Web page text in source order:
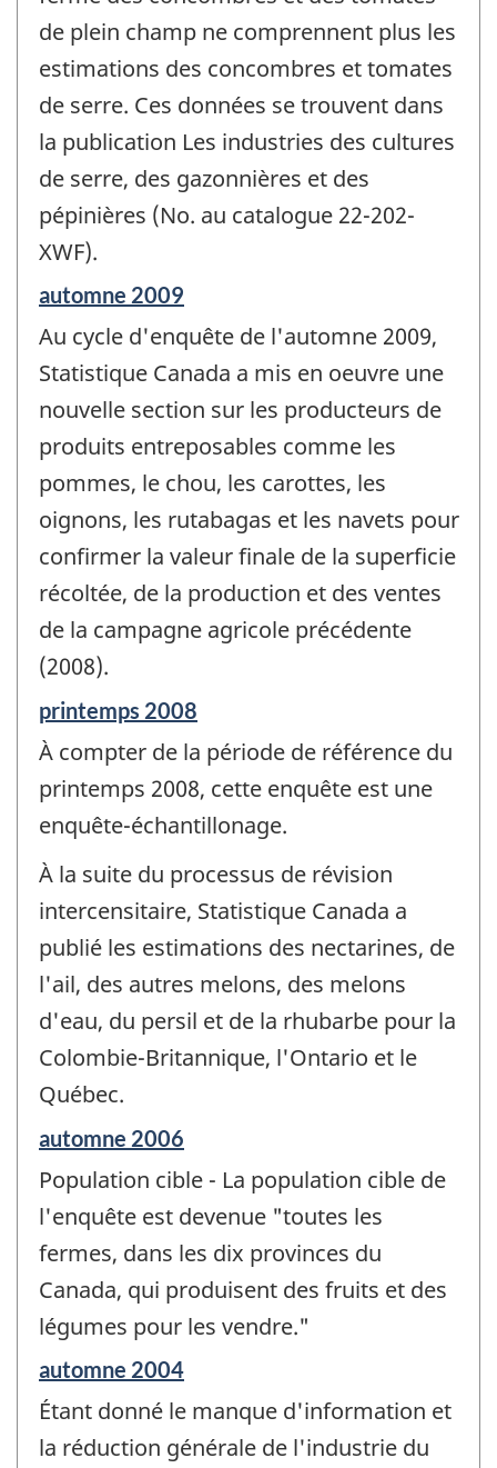
de plein champ ne comprennent plus les
estimations des concombres et tomates
de serre. Ces données se trouvent dans
la publication Les industries des cultures
de serre, des gazonnières et des
pépinières (No. au catalogue 22-202-
XWF).
Période
référence
de
changement
-
automne 2009
Au cycle d'enquête de l'automne 2009,
Statistique Canada a mis en oeuvre une
nouvelle section sur les producteurs de
produits entreposables comme les
pommes, le chou, les carottes, les
oignons, les rutabagas et les navets pour
confirmer la valeur finale de la superficie
récoltée, de la production et des ventes
de la campagne agricole précédente
(2008).
Période
de
référence
de
changement
-
printemps 2008
À compter de la période de référence du
printemps 2008, cette enquête est une
enquête-échantillonage.
À la suite du processus de révision
intercensitaire, Statistique Canada a
publié les estimations des nectarines, de
l'ail, des autres melons, des melons
d'eau, du persil et de la rhubarbe pour la
Colombie-Britannique, l'Ontario et le
Québec.
Période
référence
de
changement
-
automne 2006
Population cible - La population cible de
l'enquête est devenue "toutes les
fermes, dans les dix provinces du
Canada, qui produisent des fruits et des
légumes pour les vendre."
Période
de
référence
de
automne 2004
Étant donné le manque d'information et
la réduction générale de l'industrie du